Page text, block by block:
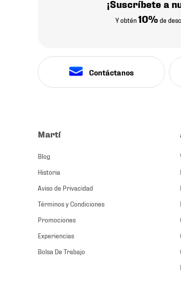
¡Suscríbete a
Y obtén10% de
Contáctanos
Martí
Blog
Historia
Aviso de Privacidad
Términos y Condiciones
Promociones
Experiencias
Bolsa De Trabajo